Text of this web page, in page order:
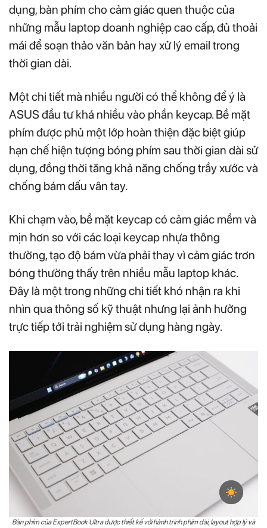
dụng, bàn phím cho cảm giác quen thuộc của
những mẫu laptop doanh nghiệp cao cấp, đủ thoải
mái để soạn thảo văn bản hay xử lý email trong
thời gian dài.
Một chi tiết mà nhiều người có thể không để ý là
ASUS đầu tư khá nhiều vào phần keycap. Bề mặt
phím được phủ một lớp hoàn thiện đặc biệt giúp
hạn chế hiện tượng bóng phím sau thời gian dài sử
dụng, đồng thời tăng khả năng chống trầy xước và
chống bám dấu vân tay.
Khi chạm vào, bề mặt keycap có cảm giác mềm và
mịn hơn so với các loại keycap nhựa thông
thường, tạo độ bám vừa phải thay vì cảm giác trơn
bóng thường thấy trên nhiều mẫu laptop khác.
Đây là một trong những chi tiết khó nhận ra khi
nhìn qua thông số kỹ thuật nhưng lại ảnh hưởng
trực tiếp tới trải nghiệm sử dụng hàng ngày.
Bàn phím của ExpertBook Ultra được thiết kế với hành trình phím dài, layout hợp lý và